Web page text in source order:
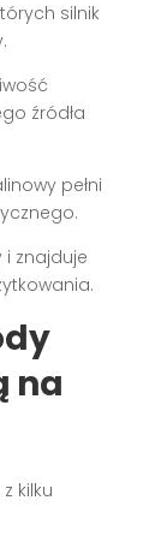
silnik
źródła
pełni
i znajduje
na
kilku